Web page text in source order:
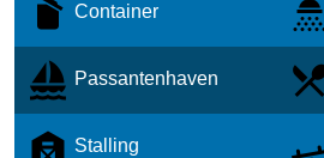
Container
Passantenhaven
Stalling